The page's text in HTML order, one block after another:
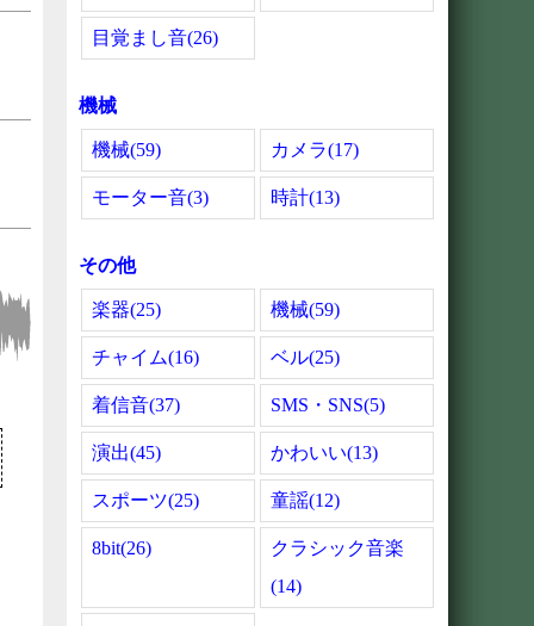
目覚まし音(26)
機械
機械(59) カメラ(17)
モーター音(3) 時計(13)
その他
楽器(25) 機械(59)
チャイム(16) ベル(25)
着信音(37) SMS・SNS(5)
演出(45) かわいい(13)
スポーツ(25) 童謡(12)
8bit(26)
クラシック音楽
(14)